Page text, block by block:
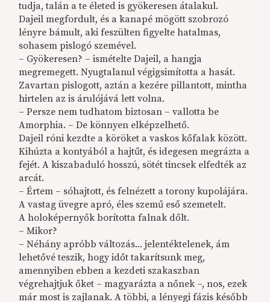
tudja, talán a te életed is gyökeresen átalakul.
Dajeil megfordult, és a kanapé mögött szobrozó
lényre bámult, aki feszülten figyelte hatalmas,
sohasem pislogó szemével.
– Gyökeresen? – ismételte Dajeil, a hangja
megremegett. Nyugtalanul végigsimította a hasát.
Zavartan pislogott, aztán a kezére pillantott, mintha
hirtelen az is árulójává lett volna.
– Persze nem tudhatom biztosan – vallotta be
Amorphia. – De könnyen elképzelhető.
Dajeil róni kezdte a köröket a vaskos kőfalak között.
Kihúzta a kontyából a hajtűt, és idegesen megrázta a
fejét. A kiszabaduló hosszú, sötét tincsek elfedték az
arcát.
– Értem – sóhajtott, és felnézett a torony kupolájára.
A vastag üvegre apró, éles szemű eső szemetelt.
A holoképernyők borította falnak dőlt.
– Mikor?
– Néhány apróbb változás... jelentéktelenek, ám
lehetővé teszik, hogy időt takarítsunk meg,
amennyiben ebben a kezdeti szakaszban
végrehajtjuk őket – magyarázta a nőnek –, nos, ezek
már most is zajlanak. A többi, a lényegi fázis később